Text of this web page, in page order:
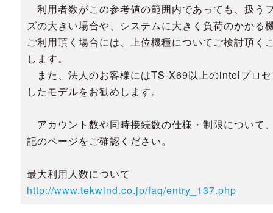
利用者数がこの参考値の範囲内であっても、扱う
ズの大きい場合や、システムに大きく負荷のかかる
ご利用頂く場合には、上位機種についてご検討頂く
します。
また、法人のお客様にはTS-X69以上のintelプロ
したモデルをお勧めします。
アカウント数や同時接続数の仕様・制限について
記のページをご確認ください。
最大利用人数について
http://www.tekwind.co.jp/faq/entry_137.php